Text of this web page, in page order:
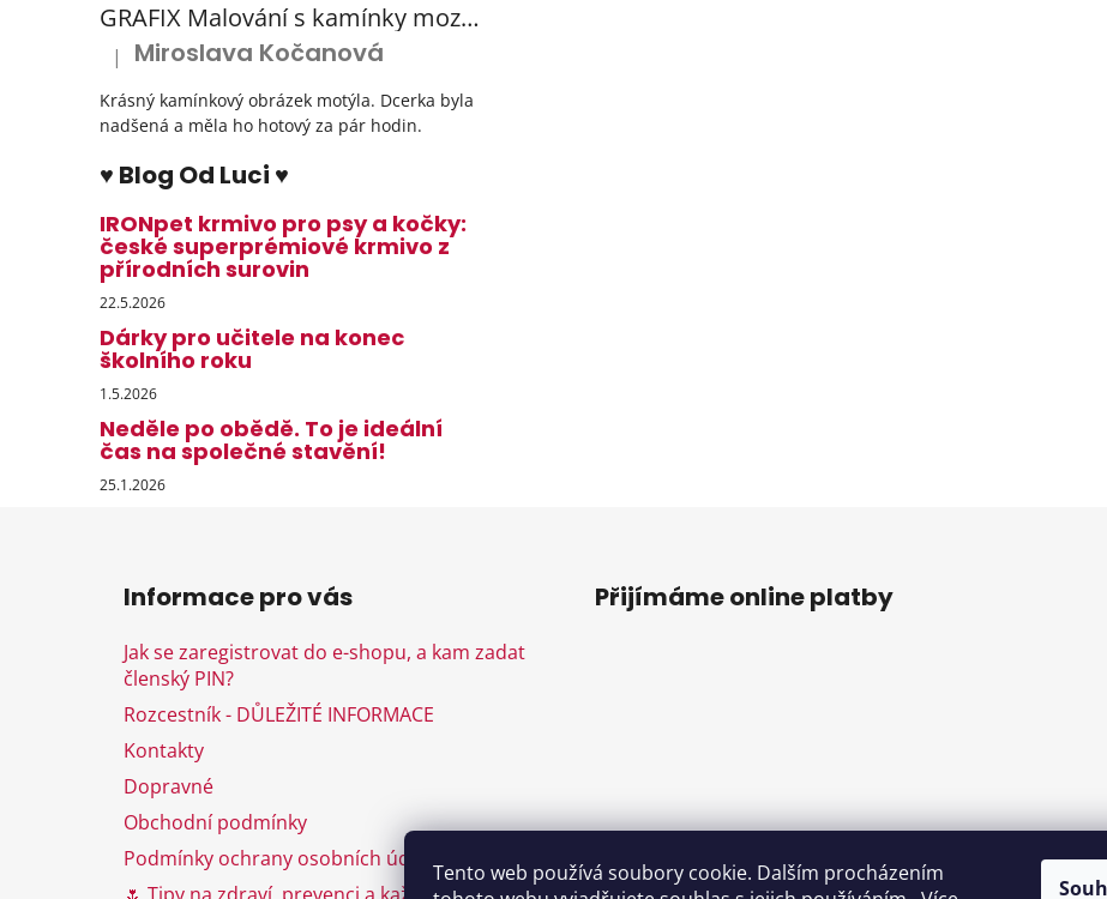
Tento web používá soubory cookie. Dalším procházením
GRAFIX Malování s kamínky mozaika diamantový obrázek 3 druhy
Hodnocení produktu je 5 z 5 hvězdiček.
| Miroslava Kočanová
Krásný kamínkový obrázek motýla. Dcerka byla
nadšená a měla ho hotový za pár hodin.
♥ Blog Od Luci ♥
IRONpet krmivo pro psy a kočky:
české superprémiové krmivo z
přírodních surovin
22.5.2026
Dárky pro učitele na konec
školního roku
1.5.2026
Neděle po obědě. To je ideální
čas na společné stavění!
25.1.2026
Informace pro vás
Jak se zaregistrovat do e-shopu, a kam zadat
členský PIN?
Rozcestník - DŮLEŽITÉ INFORMACE
Kontakty
Dopravné
Obchodní podmínky
Podmínky ochrany osobních údajů
Přijímáme online platby